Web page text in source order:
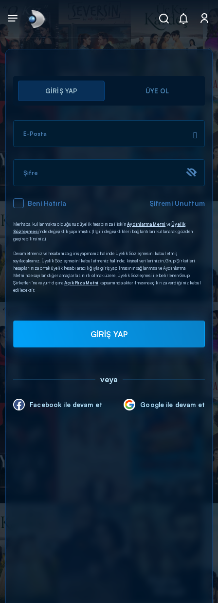
Arama
ARAMA SONUÇLARI
DİĞER SONUÇLAR
GİRİŞ YAP ÜYE OL
E-Posta
Şifre
Beni Hatırla Şifremi Unuttum
Merhaba, kullanmakta olduğunuz üyelik hesabınıza ilişkinAydınlatma Metni veÜyelik
Sözleşmesi’nde değişiklik yapılmıştır. (İlgili değişiklikleri bağlantıları kullanarak gözden
geçirebilirsiniz.)
Devam etmeniz ve hesabınıza giriş yapmanız halinde Üyelik Sözleşmesini kabul etmiş
sayılacaksınız. Üyelik Sözleşmesini kabul etmeniz halinde; kişisel verilerinizin, Grup Şirketleri
hesaplarınıza ortak üyelik hesabı aracılığıyla giriş yapılmasının sağlanması ve Aydınlatma
Metni’nde sayılan diğer amaçlarla sınırlı olmak üzere, Üyelik Sözleşmesi ile belirlenen Grup
Şirketleri’ne ve yurt dışınaAçık Rıza Metni kapsamında aktarılmasına açık rıza verdiğiniz kabul
edilecektir.
GİRİŞ YAP
veya
Facebook ile devam et Google ile devam et